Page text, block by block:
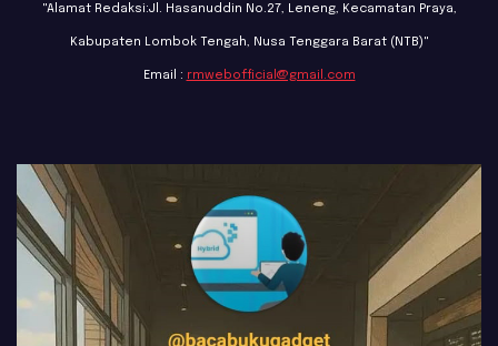
"Alamat Redaksi:Jl. Hasanuddin No.27, Leneng, Kecamatan Praya,
Kabupaten Lombok Tengah, Nusa Tenggara Barat (NTB)"
Email : rmwebofficial@gmail.com